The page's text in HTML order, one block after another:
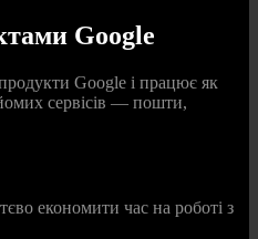
Google
Google і працює як
сервісів — пошти,
економити час на роботі з